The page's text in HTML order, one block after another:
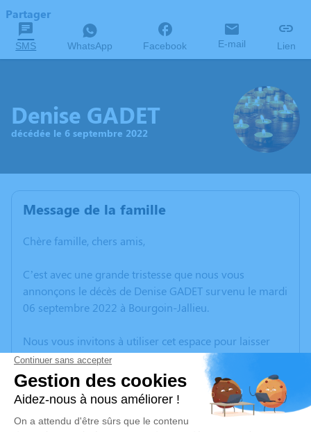
Partager
SMS WhatsApp Facebook E-mail Lien
Denise GADET
décédée le 6 septembre 2022
Message de la famille
Chère famille, chers amis,
C’est avec une grande tristesse que nous vous
annonçons le décès de Denise GADET survenu le mardi
06 septembre 2022 à Bourgoin-Jallieu.
Nous vous invitons à utiliser cet espace pour laisser
vos condoléances, partager des photos souvenirs, une
anecdote ou exprimer vos pensées à travers des
poèmes ou des textes. Cet endroit est un lieu
d'expression dédié à honorer la mémoire de Denise
GADET.